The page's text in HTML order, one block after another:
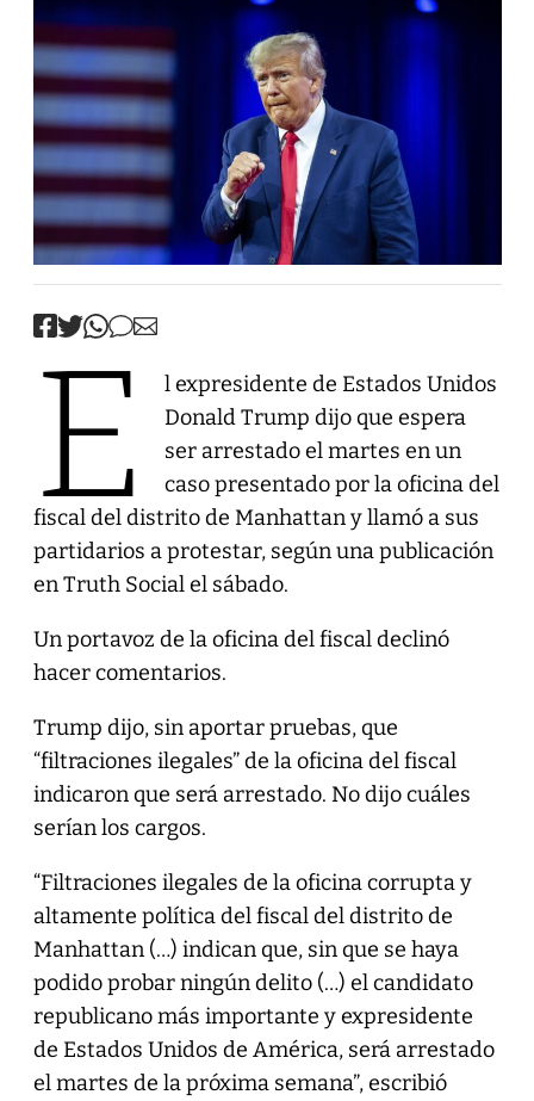
E
l expresidente de Estados Unidos
Donald Trump dijo que espera
ser arrestado el martes en un
caso presentado por la oficina del
fiscal del distrito de Manhattan y llamó a sus
partidarios a protestar, según una publicación
en Truth Social el sábado.
Un portavoz de la oficina del fiscal declinó
hacer comentarios.
Trump dijo, sin aportar pruebas, que
“filtraciones ilegales” de la oficina del fiscal
indicaron que será arrestado. No dijo cuáles
serían los cargos.
“Filtraciones ilegales de la oficina corrupta y
altamente política del fiscal del distrito de
Manhattan (…) indican que, sin que se haya
podido probar ningún delito (…) el candidato
republicano más importante y expresidente
de Estados Unidos de América, será arrestado
el martes de la próxima semana”, escribió